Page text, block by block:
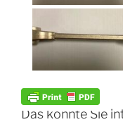
Das könnte Sie